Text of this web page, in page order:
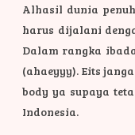
Alhasil dunia
harus dijalani
Dalam rangka
(ahaeyyy). Eits
body ya supaya
Indonesia.